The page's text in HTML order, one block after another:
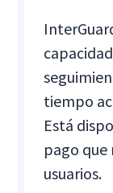
tiempo
Está
pago que
usuarios.